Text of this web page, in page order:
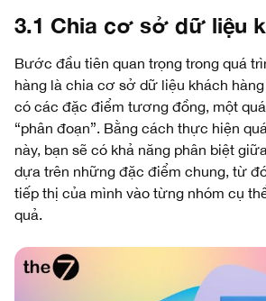
3.1 Chia cơ sở dữ liệu
Bước đầu tiên quan trọng trong quá
hàng là chia cơ sở dữ liệu khách
có các đặc điểm tương đồng, một
“phân đoạn”. Bằng cách thực hiện
này, bạn sẽ có khả năng phân biệt
dựa trên những đặc điểm chung, từ
tiếp thị của mình vào từng nhóm cụ
quả.